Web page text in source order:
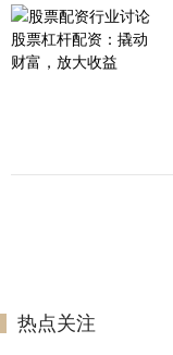
热点关注